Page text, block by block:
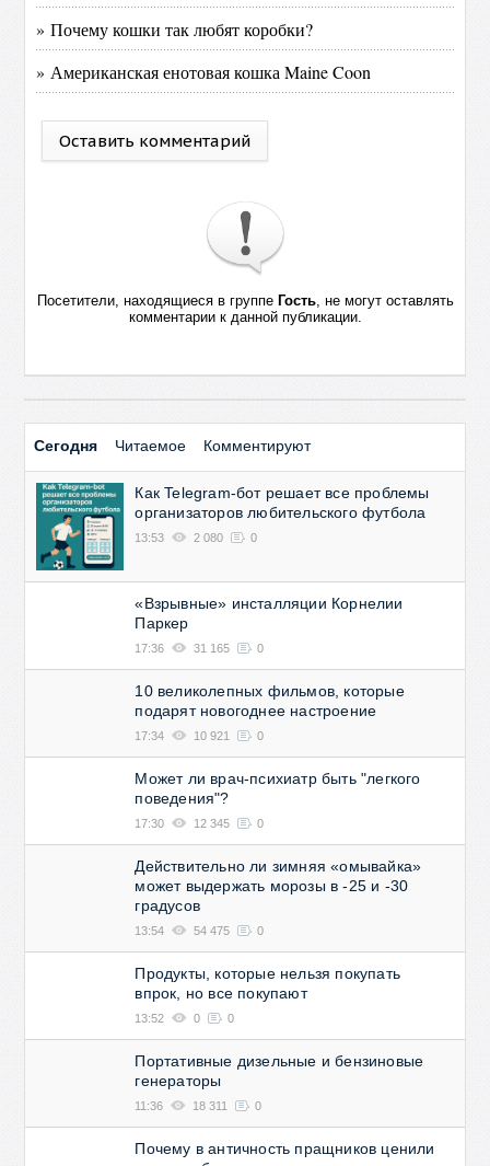
» Почему кошки так любят коробки?
» Американская енотовая кошка Maine Coon
Оставить комментарий
Посетители, находящиеся в группе Гость, не могут оставлять
комментарии к данной публикации.
Сегодня Читаемое Комментируют
Как Telegram-бот решает все проблемы
организаторов любительского футбола
13:53 2 080 0
«Взрывные» инсталляции Корнелии
Паркер
17:36 31 165 0
10 великолепных фильмов, которые
подарят новогоднее настроение
17:34 10 921 0
Может ли врач-психиатр быть "легкого
поведения"?
17:30 12 345 0
Действительно ли зимняя «омывайка»
может выдержать морозы в -25 и -30
градусов
13:54 54 475 0
Продукты, которые нельзя покупать
впрок, но все покупают
13:52 0 0
Портативные дизельные и бензиновые
генераторы
11:36 18 311 0
Почему в античность пращников ценили